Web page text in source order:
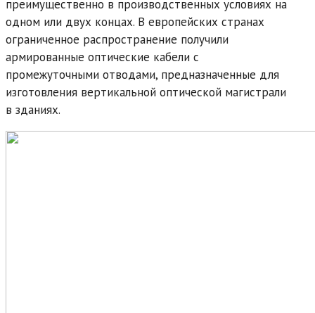
преимущественно в производственных условиях на
одном или двух концах. В европейских странах
ограниченное распространение получили
армированные оптические кабели с
промежуточными отводами, предназначенные для
изготовления вертикальной оптической магистрали
в зданиях.